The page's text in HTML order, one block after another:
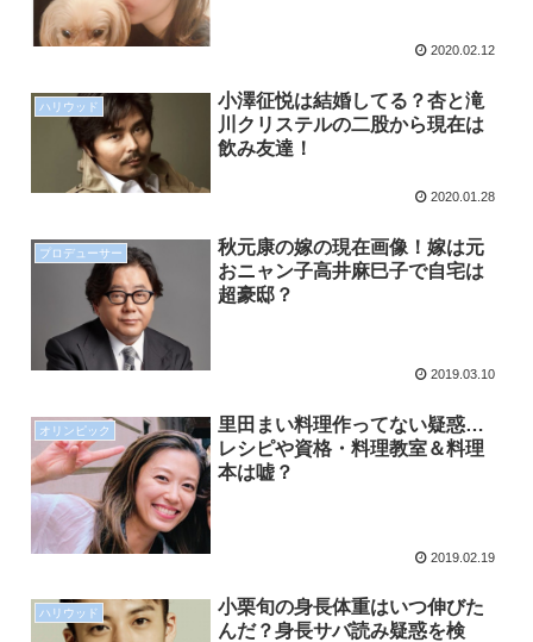
2020.02.12
ハリウッド
小澤征悦は結婚してる？杏と滝
川クリステルの二股から現在は
飲み友達！
2020.01.28
プロデューサー
秋元康の嫁の現在画像！嫁は元
おニャン子高井麻巳子で自宅は
超豪邸？
2019.03.10
オリンピック
里田まい料理作ってない疑惑…
レシピや資格・料理教室＆料理
本は嘘？
2019.02.19
ハリウッド
小栗旬の身長体重はいつ伸びた
んだ？身長サバ読み疑惑を検